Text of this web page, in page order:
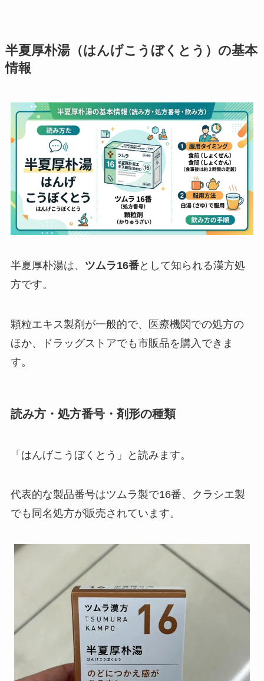
半夏厚朴湯（はんげこうぼくとう）の基本
情報
半夏厚朴湯は、 ツムラ16番として知られる漢方処
方です。
顆粒エキス製剤が一般的で、医療機関での処方の
ほか、ドラッグストアでも市販品を購入できま
す。
読み方・処方番号・剤形の種類
「はんげこうぼくとう」と読みます。
代表的な製品番号はツムラ製で16番、クラシエ製
でも同名処方が販売されています。